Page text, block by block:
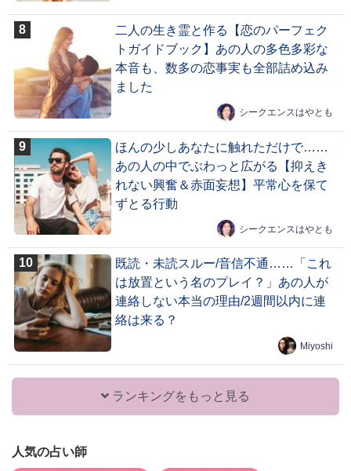
二人の生き霊と作る【恋のパーフェク
トガイドブック】あの人の多色多彩な
本音も、数多の恋事実も全部詰め込み
ました
シークエンスはやとも
ほんの少しあなたに触れただけで……
あの人の中でぶわっと広がる【抑えき
れない興奮＆赤面妄想】平常心を保て
ずとる行動
シークエンスはやとも
既読・未読スルー/音信不通……「これ
は放置という名のプレイ？」あの人が
連絡しない本当の理由/2週間以内に連
絡は来る？
Miyoshi
ランキングをもっと見る
人気の占い師